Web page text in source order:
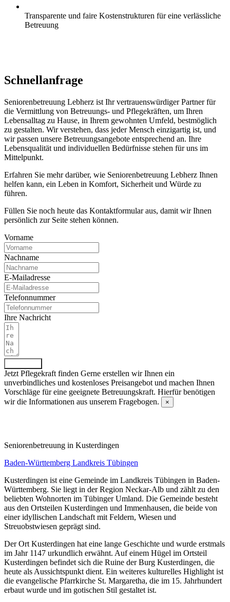
Transparente und faire Kostenstrukturen für eine verlässliche
Betreuung
Schnell­anfrage
Seniorenbetreuung Lebherz ist Ihr vertrauenswürdiger Partner für
die Vermittlung von Betreuungs- und Pflegekräften, um Ihren
Lebensalltag zu Hause, in Ihrem gewohnten Umfeld, bestmöglich
zu gestalten. Wir verstehen, dass jeder Mensch einzigartig ist, und
wir passen unsere Betreuungsangebote entsprechend an. Ihre
Lebensqualität und individuellen Bedürfnisse stehen für uns im
Mittelpunkt.
Erfahren Sie mehr darüber, wie Seniorenbetreuung Lebherz Ihnen
helfen kann, ein Leben in Komfort, Sicherheit und Würde zu
führen.
Füllen Sie noch heute das Kontaktformular aus, damit wir Ihnen
persönlich zur Seite stehen können.
Vorname
Nachname
E-Mailadresse
Telefonnummer
Ihre Nachricht
Jetzt Pflegekraft finden Gerne erstellen wir Ihnen ein
unverbindliches und kostenloses Preisangebot und machen Ihnen
Vorschläge für eine geeignete Betreuungskraft. Hierfür benötigen
wir die Informationen aus unserem Fragebogen.
×
Senioren­betreuung in Kusterdingen
Baden-Württemberg Landkreis Tübingen
Kusterdingen ist eine Gemeinde im Landkreis Tübingen in Baden-
Württemberg. Sie liegt in der Region Neckar-Alb und zählt zu den
beliebten Wohnorten im Tübinger Umland. Die Gemeinde besteht
aus den Ortsteilen Kusterdingen und Immenhausen, die beide von
einer idyllischen Landschaft mit Feldern, Wiesen und
Streuobstwiesen geprägt sind.
Der Ort Kusterdingen hat eine lange Geschichte und wurde erstmals
im Jahr 1147 urkundlich erwähnt. Auf einem Hügel im Ortsteil
Kusterdingen befindet sich die Ruine der Burg Kusterdingen, die
heute als Aussichtspunkt dient. Ein weiteres kulturelles Highlight ist
die evangelische Pfarrkirche St. Margaretha, die im 15. Jahrhundert
erbaut wurde und im gotischen Stil gestaltet ist.